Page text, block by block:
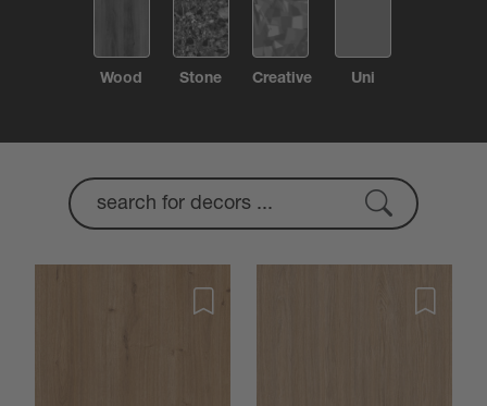
Wood Stone Creative Uni